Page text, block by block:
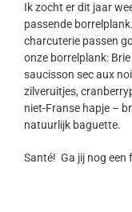
Ik zocht er dit jaar
passende
charcuterie passen
onze borrelplank:
saucisson sec aux
zilveruitjes,
niet-Franse hapje –
natuurlijk baguette.
Santé! Ga jij nog een